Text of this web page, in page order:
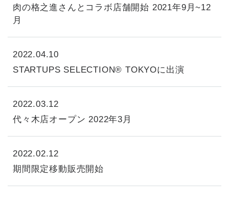
肉の格之進さんとコラボ店舗開始 2021年9月~12
月
2022.04.10
STARTUPS SELECTION® TOKYOに出演
2022.03.12
代々木店オープン 2022年3月
2022.02.12
期間限定移動販売開始